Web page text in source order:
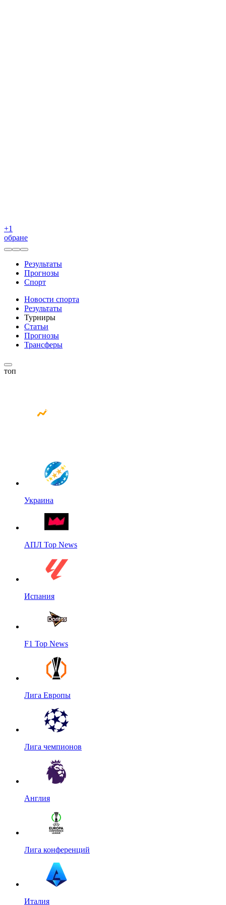
+1
обране
Результаты
Прогнозы
Спорт
Новости спорта
Результаты
Турниры
Статьи
Прогнозы
Трансферы
топ
Украина
АПЛ Top News
Испания
F1 Top News
Лига Европы
Лига чемпионов
Англия
Лига конференций
Италия